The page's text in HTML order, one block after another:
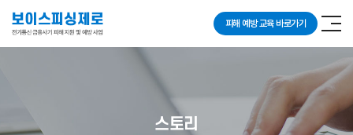
피해 예방 교육 바로가기
스토리